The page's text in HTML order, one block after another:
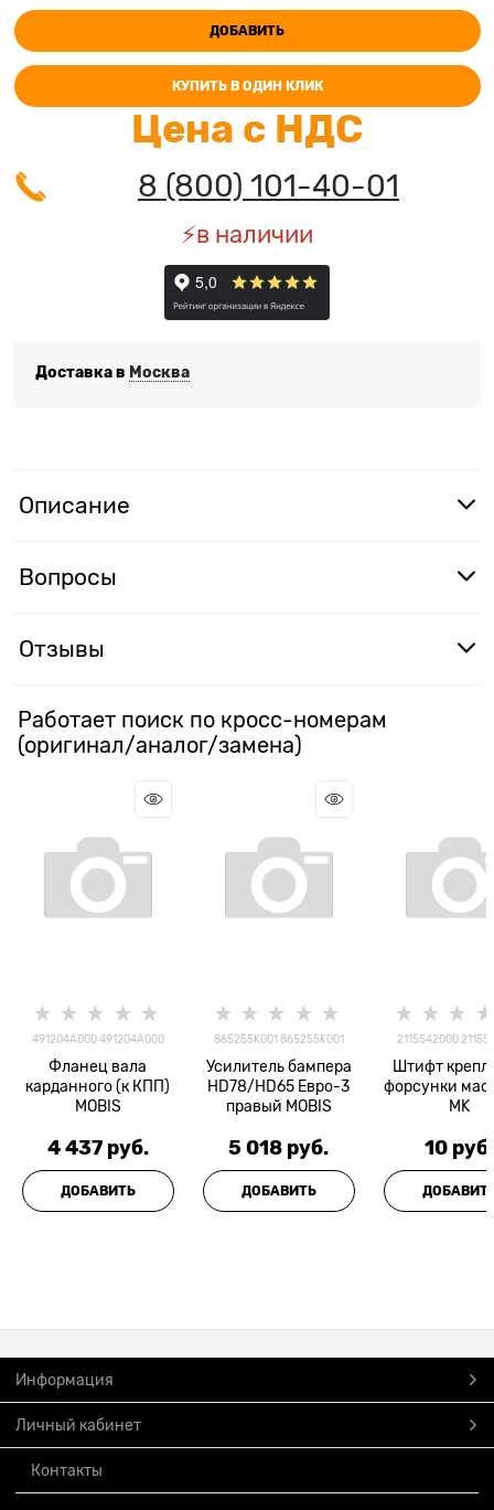
ДОБАВИТЬ
КУПИТЬ В ОДИН КЛИК
Цена с НДС
8 (800) 101-40-01
⚡️в наличии
Доставка в Москва
Описание
Вопросы
Отзывы
Работает поиск по кросс-номерам
(оригинал/аналог/замена)
491204A000 491204A000
Фланец вала
карданного (к КПП)
MOBIS
4 437 руб.
ДОБАВИТЬ
865255K001 865255K001
Усилитель бампера
HD78/HD65 Евро-3
правый MOBIS
5 018 руб.
ДОБАВИТЬ
2115542000
Штифт
форсунки
MK
10 руб.
Информация
Личный кабинет
Контакты